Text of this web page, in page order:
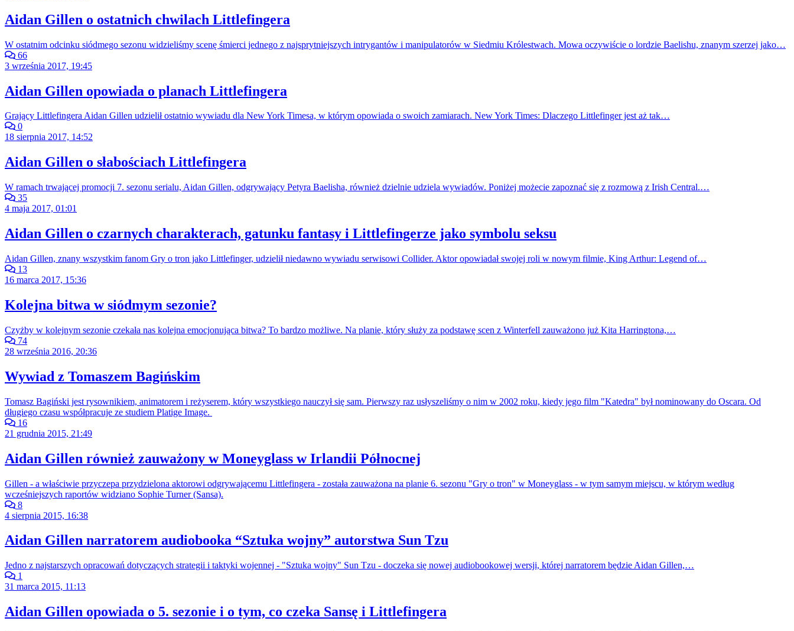
Aidan Gillen o ostatnich chwilach Littlefingera
W ostatnim odcinku siódmego sezonu widzieliśmy scenę śmierci jednego z najsprytniejszych intrygantów i manipulatorów w Siedmiu Królestwach. Mowa oczywiście o lordzie Baelishu, znanym szerzej jako…
66
3 września 2017, 19:45
Aidan Gillen opowiada o planach Littlefingera
Grający Littlefingera Aidan Gillen udzielił ostatnio wywiadu dla New York Timesa, w którym opowiada o swoich zamiarach. New York Times: Dlaczego Littlefinger jest aż tak…
0
18 sierpnia 2017, 14:52
Aidan Gillen o słabościach Littlefingera
W ramach trwającej promocji 7. sezonu serialu, Aidan Gillen, odgrywający Petyra Baelisha, również dzielnie udziela wywiadów. Poniżej możecie zapoznać się z rozmową z Irish Central.…
35
4 maja 2017, 01:01
Aidan Gillen o czarnych charakterach, gatunku fantasy i Littlefingerze jako symbolu seksu
Aidan Gillen, znany wszystkim fanom Gry o tron jako Littlefinger, udzielił niedawno wywiadu serwisowi Collider. Aktor opowiadał swojej roli w nowym filmie, King Arthur: Legend of…
13
16 marca 2017, 15:36
Kolejna bitwa w siódmym sezonie?
Czyżby w kolejnym sezonie czekała nas kolejna emocjonująca bitwa? To bardzo możliwe. Na planie, który służy za podstawę scen z Winterfell zauważono już Kita Harringtona,…
74
28 września 2016, 20:36
Wywiad z Tomaszem Bagińskim
Tomasz Bagiński jest rysownikiem, animatorem i reżyserem, który wszystkiego nauczył się sam. Pierwszy raz usłyszeliśmy o nim w 2002 roku, kiedy jego film "Katedra" był nominowany do Oscara. Od
długiego czasu współpracuje ze studiem Platige Image.
16
21 grudnia 2015, 21:49
Aidan Gillen również zauważony w Moneyglass w Irlandii Północnej
Gillen - a właściwie przyczepa przydzielona aktorowi odgrywającemu Littlefingera - została zauważona na planie 6. sezonu "Gry o tron" w Moneyglass - w tym samym miejscu, w którym według
wcześniejszych raportów widziano Sophie Turner (Sansa).
8
4 sierpnia 2015, 16:38
Aidan Gillen narratorem audiobooka “Sztuka wojny” autorstwa Sun Tzu
Jedno z najstarszych opracowań dotyczących strategii i taktyki wojennej - "Sztuka wojny" Sun Tzu - doczeka się nowej audiobookowej wersji, której narratorem będzie Aidan Gillen,…
1
31 marca 2015, 11:13
Aidan Gillen opowiada o 5. sezonie i o tym, co czeka Sansę i Littlefingera